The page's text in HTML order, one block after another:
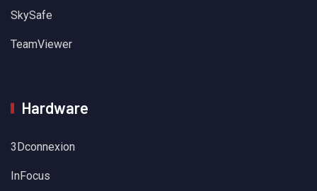
SkySafe
TeamViewer
Hardware
3Dconnexion
InFocus